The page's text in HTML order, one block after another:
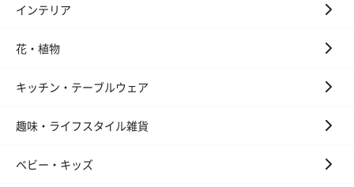
ンセンススティック
（GRAPE
インテリア
花・植物
キッチン・テーブルウェア
趣味・ライフスタイル雑貨
ベビー・キッズ